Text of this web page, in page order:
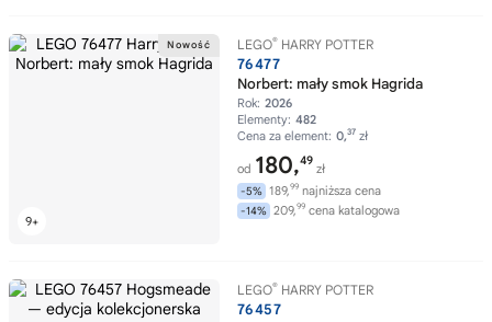
LEGO® HARRY POTTER
76477
Norbert: mały smok Hagrida
Rok: 2026
Elementy: 482
Cena za element: 0,37 zł
od 180,49
zł
-5% 189,99 najniższa cena
-14% 209,99 cena katalogowa
LEGO® HARRY POTTER
76457